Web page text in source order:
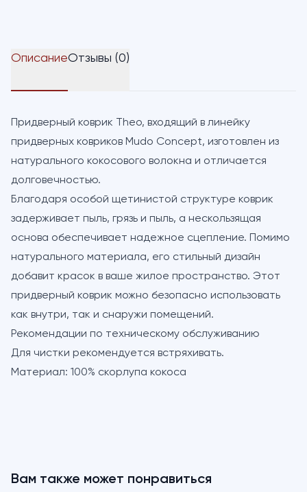
ОписаниеОтзывы (0)
Придверный коврик Theo, входящий в линейку
придверных ковриков Mudo Concept, изготовлен из
натурального кокосового волокна и отличается
долговечностью.
Благодаря особой щетинистой структуре коврик
задерживает пыль, грязь и пыль, а нескользящая
основа обеспечивает надежное сцепление. Помимо
натурального материала, его стильный дизайн
добавит красок в ваше жилое пространство. Этот
придверный коврик можно безопасно использовать
как внутри, так и снаружи помещений.
Рекомендации по техническому обслуживанию
Для чистки рекомендуется встряхивать.
Материал: 100% скорлупа кокоса
Вам также может понравиться